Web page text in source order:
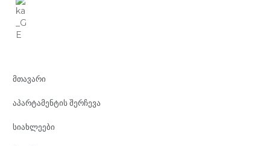
მთავარი
აპარტამენტის შერჩევა
სიახლეები